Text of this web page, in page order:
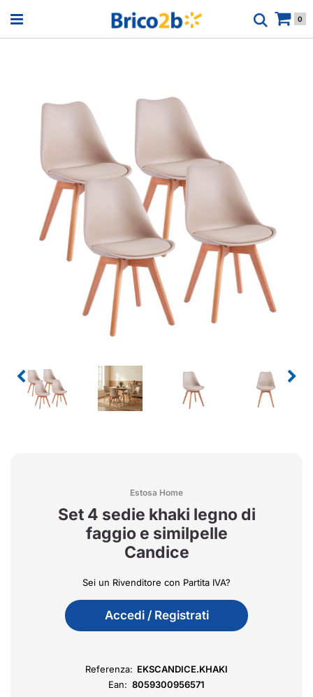
Open menu 0
Estosa Home
Set 4 sedie khaki legno di
faggio e similpelle
Candice
Sei un Rivenditore con Partita IVA?
Accedi / Registrati
Referenza: EKSCANDICE.KHAKI
Ean: 8059300956571